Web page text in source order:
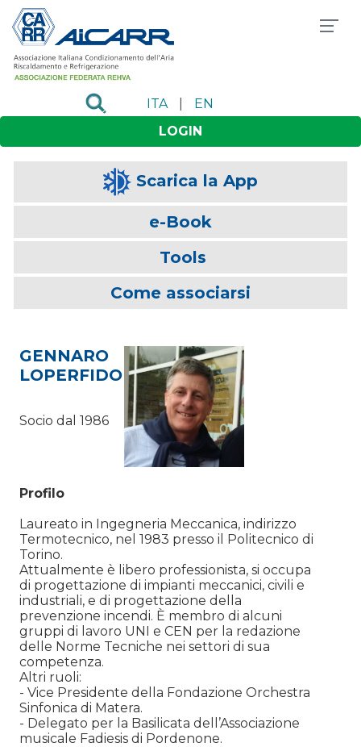
ITA
EN
LOGIN
Scarica la App
e-Book
Tools
Come associarsi
GENNARO
LOPERFIDO
Socio dal 1986
Profilo
Laureato in Ingegneria Meccanica, indirizzo
Termotecnico, nel 1983 presso il Politecnico di
Torino.
Attualmente è libero professionista, si occupa
di progettazione di impianti meccanici, civili e
industriali, e di progettazione della
prevenzione incendi. È membro di alcuni
gruppi di lavoro UNI e CEN per la redazione
delle Norme Tecniche nei settori di sua
competenza.
Altri ruoli:
- Vice Presidente della Fondazione Orchestra
Sinfonica di Matera.
- Delegato per la Basilicata dell’Associazione
musicale Fadiesis di Pordenone.